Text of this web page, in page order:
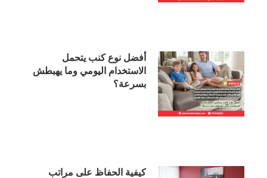
أفضل نوع كنب يتحمل
الاستخدام اليومي وما يهبطش
بسرعة؟
كيفية الحفاظ على مراتب